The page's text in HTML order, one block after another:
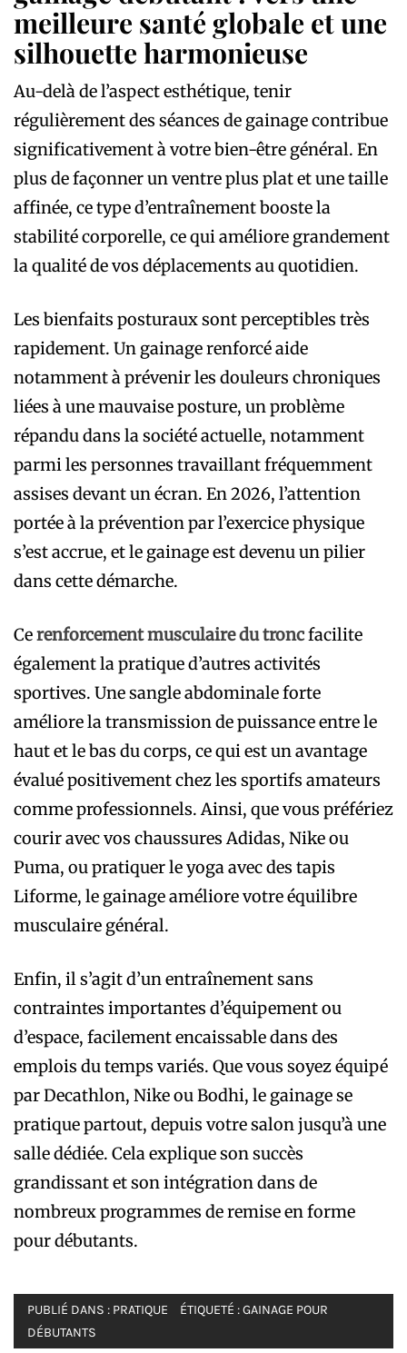
meilleure santé globale et une
silhouette harmonieuse
Au-delà de l’aspect esthétique, tenir
régulièrement des séances de gainage contribue
significativement à votre bien-être général. En
plus de façonner un ventre plus plat et une taille
affinée, ce type d’entraînement booste la
stabilité corporelle, ce qui améliore grandement
la qualité de vos déplacements au quotidien.
Les bienfaits posturaux sont perceptibles très
rapidement. Un gainage renforcé aide
notamment à prévenir les douleurs chroniques
liées à une mauvaise posture, un problème
répandu dans la société actuelle, notamment
parmi les personnes travaillant fréquemment
assises devant un écran. En 2026, l’attention
portée à la prévention par l’exercice physique
s’est accrue, et le gainage est devenu un pilier
dans cette démarche.
Cerenforcement musculaire du troncfacilite
également la pratique d’autres activités
sportives. Une sangle abdominale forte
améliore la transmission de puissance entre le
haut et le bas du corps, ce qui est un avantage
évalué positivement chez les sportifs amateurs
comme professionnels. Ainsi, que vous préfériez
courir avec vos chaussures Adidas, Nike ou
Puma, ou pratiquer le yoga avec des tapis
Liforme, le gainage améliore votre équilibre
musculaire général.
Enfin, il s’agit d’un entraînement sans
contraintes importantes d’équipement ou
d’espace, facilement encaissable dans des
emplois du temps variés. Que vous soyez équipé
par Decathlon, Nike ou Bodhi, le gainage se
pratique partout, depuis votre salon jusqu’à une
salle dédiée. Cela explique son succès
grandissant et son intégration dans de
nombreux programmes de remise en forme
pour débutants.
PUBLIÉ DANS : PRATIQUE ÉTIQUETÉ :GAINAGE POUR
DÉBUTANTS